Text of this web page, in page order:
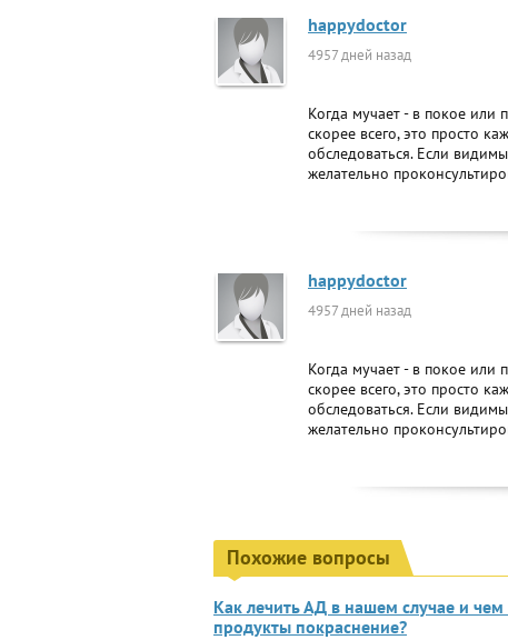
happydoctor
4957 дней назад
Когда мучает - в покое или
скорее всего, это просто
обследоваться. Если
желательно
happydoctor
4957 дней назад
Когда мучает - в покое или
скорее всего, это просто
обследоваться. Если
желательно
Похожие вопросы
Как лечить АД в нашем случае и
продукты покраснение?